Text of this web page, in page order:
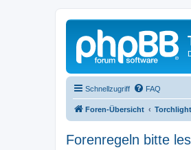
Schnellzugriff FAQ
Foren-Übersicht
Forenregeln bitte